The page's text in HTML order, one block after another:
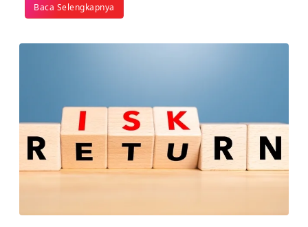
Baca Selengkapnya